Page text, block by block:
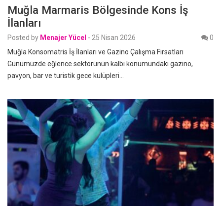
Muğla Marmaris Bölgesinde Kons İş
İlanları
Posted by Menajer Yücel - 25 Nisan 2026
0
Muğla Konsomatris İş İlanları ve Gazino Çalışma Fırsatları
Günümüzde eğlence sektörünün kalbi konumundaki gazino,
pavyon, bar ve turistik gece kulüpleri…